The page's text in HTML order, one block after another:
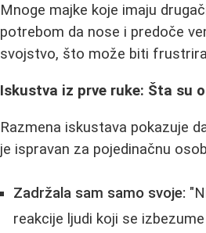
Mnoge majke koje imaju
potrebom da nose i predoče
svojstvo, što može biti
Iskustva iz prve ruke: Šta su
Razmena iskustava pokazuje
je ispravan za pojedinačnu
Zadržala sam samo svoje:
reakcije ljudi koji se